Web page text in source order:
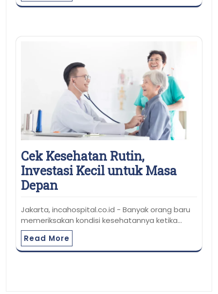
Cek Kesehatan Rutin,
Investasi Kecil untuk Masa
Depan
Jakarta, incahospital.co.id - Banyak orang baru
memeriksakan kondisi kesehatannya ketika…
Read More